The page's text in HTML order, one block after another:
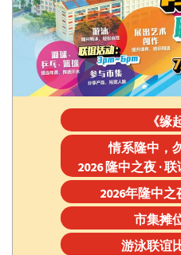
《缘
情系隆中，
2026 隆中之夜 ·
2026年隆中
市集摊
游泳联谊